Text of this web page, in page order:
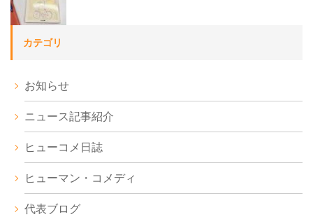
カテゴリ
お知らせ
ニュース記事紹介
ヒューコメ日誌
ヒューマン・コメディ
代表ブログ